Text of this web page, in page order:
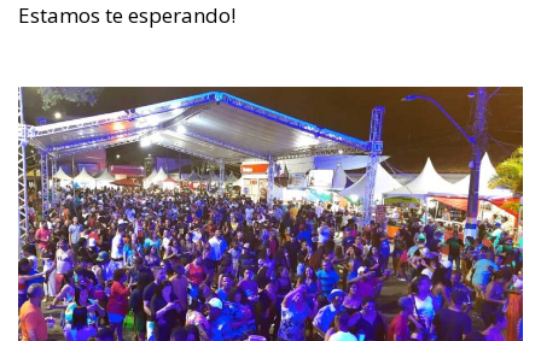
Estamos te esperando!